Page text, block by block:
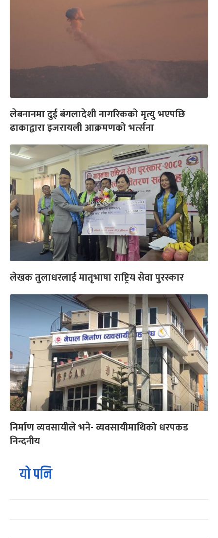
लेबनानमा दुई बंगलादेशी नागरिकको मृत्यु भएपछि
ढाकाद्वारा इजरायली आक्रमणको भर्त्सना
लेखक तुलाधरलाई मातृभाषा राष्ट्रिय सेवा पुरस्कार
निर्माण व्यवसायीले भने- व्यवसायीमाथिको धरपकड
निन्दनीय
यो पनि